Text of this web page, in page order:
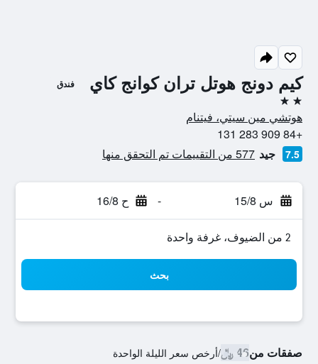
كيم دونج هوتل تران كوانج كاي فندق
2 نجمتين
هوتشي مين سيتي، فيتنام
+84 909 283 131
7.5 جيد 577 من التقييمات تم التحقق منها
س 15/8 - ح 16/8
2 من الضيوف، غرفة واحدة
بحث
صفقات من46 ﷼ /أرخص سعر الليلة الواحدة